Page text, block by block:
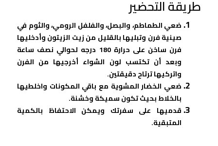
طريقة التحضير
ضعي الطماطم، والبصل، والفلفل الرومي، والثوم في
صينية فرن وتبليها بالقليل من زيت الزيتون وأدخليها
فرن ساخن على حرارة 180 درجه لحوالي نصف ساعة
وبعد أن تكتسب لون الشواء أخرجيها من الفرن
واتركيها ترتاح دقيقتين.
ضعي الخضار المشوية مع باقي المكونات واخلطيها
بالخلاط بحيث تكون سميكة وخشنة.
قدميها على سفرتك ويمكن الاحتفاظ بالكمية
المتبقية.